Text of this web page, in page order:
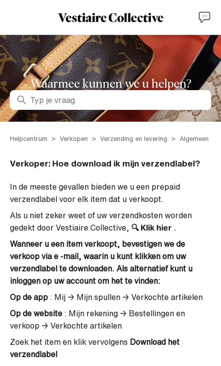
Waarmee kunnen we u helpen?
Zoeken
Helpcentrum Verkopen Verzending en levering Algemeen
Verkoper: Hoe download ik mijn verzendlabel?
In de meeste gevallen bieden we u een prepaid
verzendlabel voor elk item dat u verkoopt.
Als u niet zeker weet of uw verzendkosten worden
gedekt door Vestiaire Collective,
🔍Klik hier .
Wanneer u een item verkoopt, bevestigen we de
verkoop via e -mail, waarin u kunt klikken om uw
verzendlabel te downloaden. Als alternatief kunt u
inloggen op uw account om het te vinden:
Op de app : Mij → Mijn spullen → Verkochte artikelen
Op de website : Mijn rekening → Bestellingen en
verkoop → Verkochte artikelen
Zoek het item en klik vervolgens Download het
verzendlabel